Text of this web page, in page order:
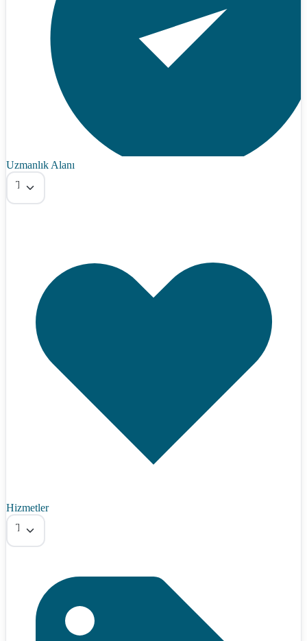
Uzmanlık Alanı
Tümü
Hizmetler
Tümü